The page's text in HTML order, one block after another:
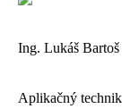
Ing. Lukáš Bartoš
Aplikačný technik